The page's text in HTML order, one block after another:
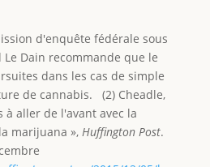
d'enquête fédérale sous
Dain recommande que le
dans les cas de simple
de cannabis. (2) Cheadle,
à aller de l'avant avec la
marijuana », Huffington Post.